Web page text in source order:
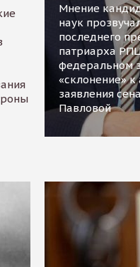
Мнение
наук
последнего
патриарха
федеральном
«склонение»
заявления
Павловой